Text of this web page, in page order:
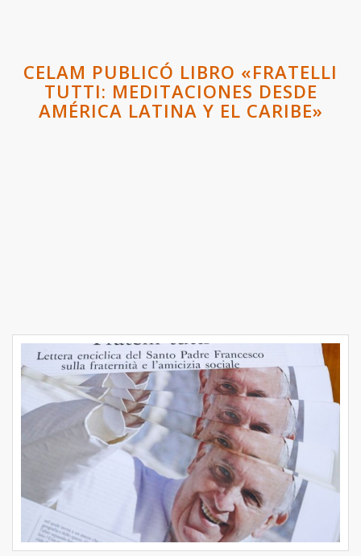
CELAM PUBLICÓ LIBRO «FRATELLI
TUTTI: MEDITACIONES DESDE
AMÉRICA LATINA Y EL CARIBE»